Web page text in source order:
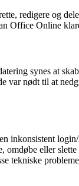
redigere og
Office Online
synes at
nødt til at
inkonsistent
eller
tekniske